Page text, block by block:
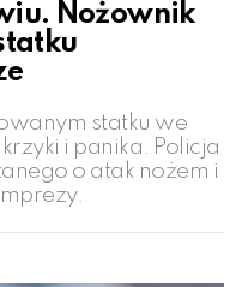
Nożownik
statku we
i panika. Policja
o atak nożem i